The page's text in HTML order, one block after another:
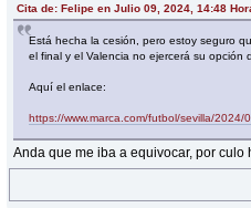
Cita de: Felipe en Julio 09, 2024, 14:48
Está hecha la cesión, pero estoy seguro
el final y el Valencia no ejercerá su opción
Aquí el enlace:
https://www.marca.com/futbol/sevilla/
Anda que me iba a equivocar, por culo